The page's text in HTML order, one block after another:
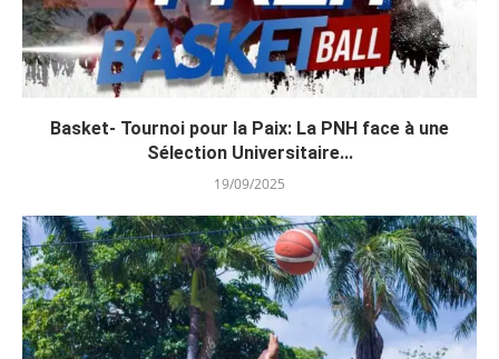
Basket- Tournoi pour la Paix: La PNH face à une
Sélection Universitaire...
19/09/2025